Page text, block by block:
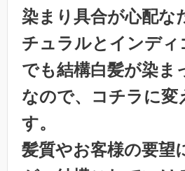
染まり具合が心配
チュラルとインディ
でも結構白髪が染ま
なので、コチラに変
す。
髪質やお客様の要望